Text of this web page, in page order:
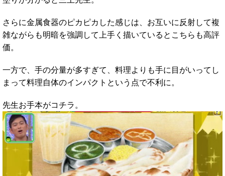
さらに金属食器のピカピカした感じは、お互いに反射して複
雑ながらも明暗を強調して上手く描いているとこちらも高評
価。
一方で、手の分量が多すぎて、料理よりも手に目がいってし
まって料理自体のインパクトという点で不利に。
先生お手本がコチラ。